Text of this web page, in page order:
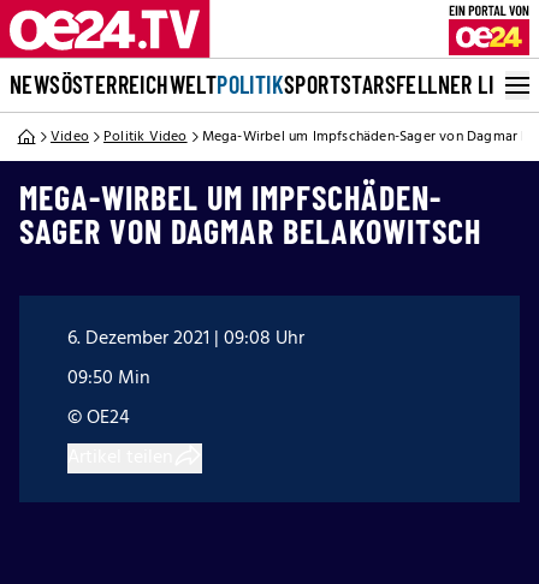
NEWSÖSTERREICHWELTPOLITIKSPORTSTARSFELLNER LIVE
Video Politik Video Mega-Wirbel um Impfschäden-Sager von Dagmar
MEGA-WIRBEL UM IMPFSCHÄDEN-
SAGER VON DAGMAR BELAKOWITSCH
6. Dezember 2021 | 09:08 Uhr
09:50 Min
© OE24